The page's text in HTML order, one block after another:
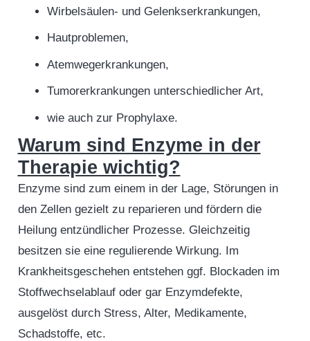
Wirbelsäulen- und Gelenkserkrankungen,
Hautproblemen,
Atemwegerkrankungen,
Tumorerkrankungen unterschiedlicher Art,
wie auch zur Prophylaxe.
Warum sind Enzyme in der
Therapie wichtig?
Enzyme sind zum einem in der Lage, Störungen in
den Zellen gezielt zu reparieren und fördern die
Heilung entzündlicher Prozesse. Gleichzeitig
besitzen sie eine regulierende Wirkung. Im
Krankheitsgeschehen entstehen ggf. Blockaden im
Stoffwechselablauf oder gar Enzymdefekte,
ausgelöst durch Stress, Alter, Medikamente,
Schadstoffe, etc.